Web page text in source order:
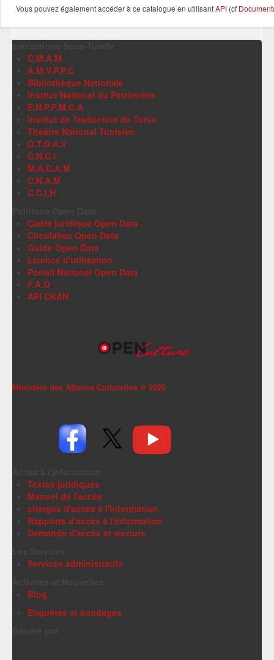
Vous pouvez également accéder à ce catalogue en utilisantAPI (cf
C.M.A.M
A.M.V.P.P.C
Bibliothèque Nationale
Institut National du Patrimoine
E.N.P.F.M.C.A
Institut de Traduction de Tunis
Théâtre National Tunisien
O.T.D.A.V
C.N.C.I
M.A.C.A.M
C.N.A.M
C.C.I.H
Cadre juridique Open Data
Circulaires Open Data
Guide Open Data
Licence d'utilisation
Portail National Open Data
F.A.Q
API CKAN
Ministère des Affaires Culturelles © 2026
Textes juridiques
Manuel de l'accès
chargés d'accès à l'information
Rapports d'accès à l'information
Demande d'accès et recours
Services administratifs
Blog
Enquêtes et sondages